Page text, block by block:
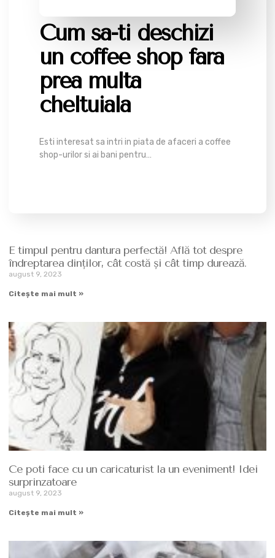
Cum sa-ti deschizi
un coffee shop fara
prea multa
cheltuiala
Esti interesat sa intri in piata de afaceri a coffee
shop-urilor si ai bani pentru…
E timpul pentru dantura perfectă! Află tot despre
îndreptarea dinților, cât costă şi cât timp durează.
august 9, 2023
Citește mai mult »
Ce poti face cu un caricaturist la un eveniment! Idei
surprinzatoare
august 9, 2023
Citește mai mult »